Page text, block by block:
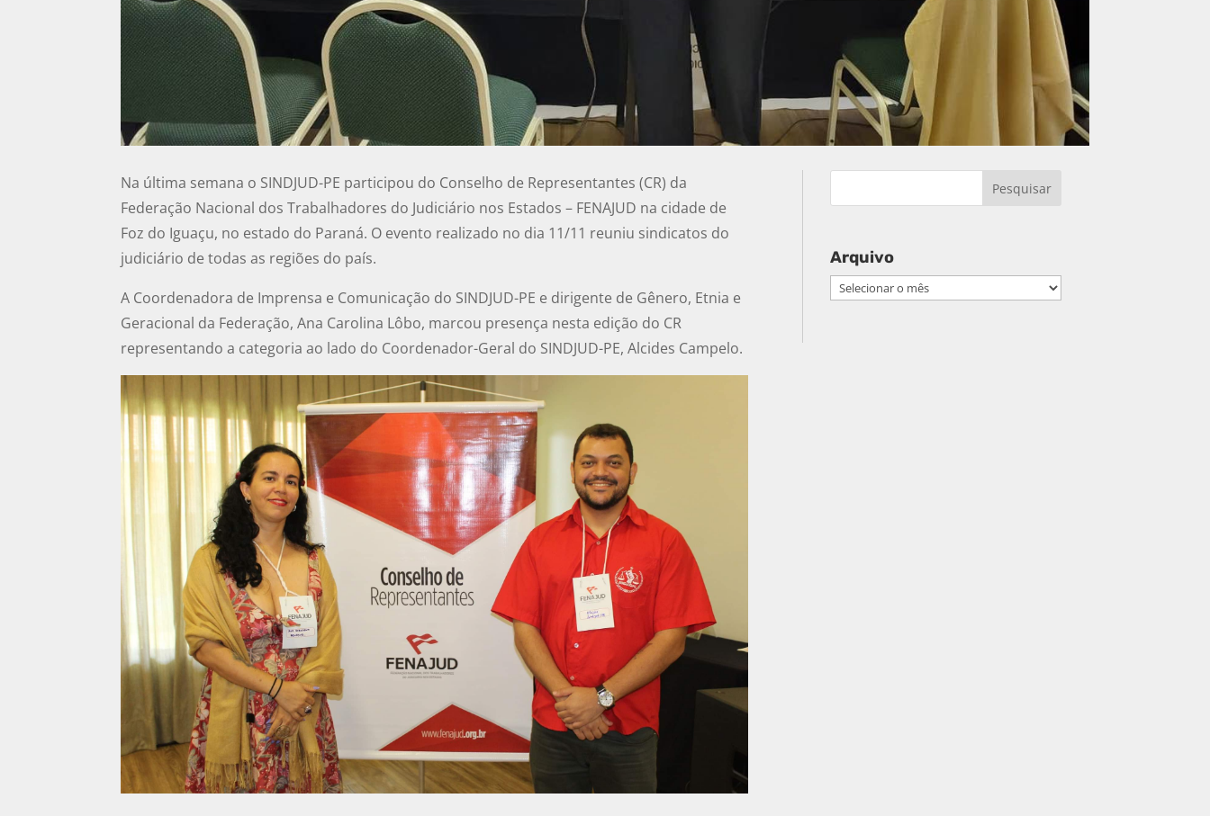
Na última semana o SINDJUD-PE participou do Conselho de Representantes (CR) da
Federação Nacional dos Trabalhadores do Judiciário nos Estados – FENAJUD na cidade de
Foz do Iguaçu, no estado do Paraná. O evento realizado no dia 11/11 reuniu sindicatos do
judiciário de todas as regiões do país.
A Coordenadora de Imprensa e Comunicação do SINDJUD-PE e dirigente de Gênero, Etnia e
Geracional da Federação, Ana Carolina Lôbo, marcou presença nesta edição do CR
representando a categoria ao lado do Coordenador-Geral do SINDJUD-PE, Alcides Campelo.
Arquivo
Arquivo